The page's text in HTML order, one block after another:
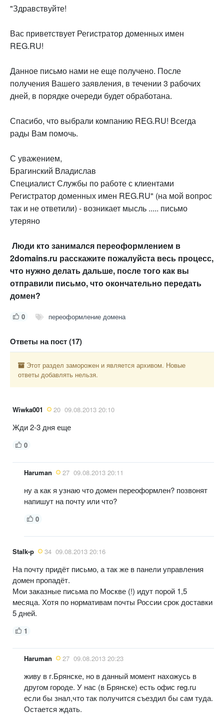
"Здравствуйте!
Вас приветствует Регистратор доменных имен
REG.RU!
Данное письмо нами не еще получено. После
получения Вашего заявления, в течении 3 рабочих
дней, в порядке очереди будет обработана.
Спасибо, что выбрали компанию REG.RU! Всегда
рады Вам помочь.
С уважением,
Брагинский Владислав
Специалист Службы по работе с клиентами
Регистратор доменных имен REG.RU" (на мой вопрос
так и не ответили) - возникает мысль ..... письмо
утеряно
Люди кто занимался переоформлением в
2domains.ru расскажите пожалуйста весь процесс,
что нужно делать дальше, после того как вы
отправили письмо, что окончательно передать
домен?
0 переоформление домена
Ответы на пост (17)
Этот раздел заморожен и является архивом. Новые
ответы добавлять нельзя.
Wiwka001 20 09.08.2013 20:10
Жди 2-3 дня еще
0
Haruman 27 09.08.2013 20:11
ну а как я узнаю что домен переоформлен? позвонят
напишут на почту или что?
0
Stalk-p 34 09.08.2013 20:16
На почту придёт письмо, а так же в панели управления
домен пропадёт.
Мои заказные письма по Москве (!) идут порой 1,5
месяца. Хотя по нормативам почты России срок доставки
5 дней.
1
Haruman 27 09.08.2013 20:23
живу в г.Брянске, но в данный момент нахожусь в
другом городе. У нас (в Брянске) есть офис reg.ru
если бы знал,что так получится съездил бы сам туда.
Остается ждать.